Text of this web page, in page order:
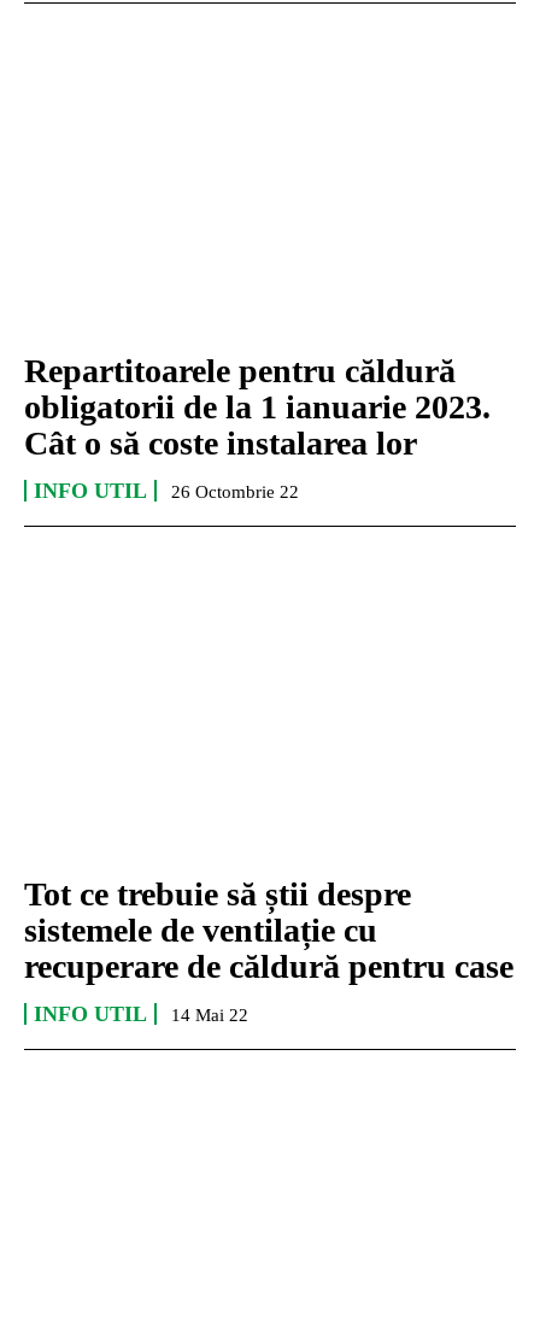
Repartitoarele pentru căldură
obligatorii de la 1 ianuarie 2023.
Cât o să coste instalarea lor
INFO UTIL 26 Octombrie 22
Tot ce trebuie să știi despre
sistemele de ventilație cu
recuperare de căldură pentru case
INFO UTIL 14 Mai 22